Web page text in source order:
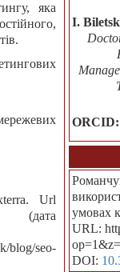
яка
Url
(дата
blog/seo-
I.
ORCID:
умовах
URL:
DOI: